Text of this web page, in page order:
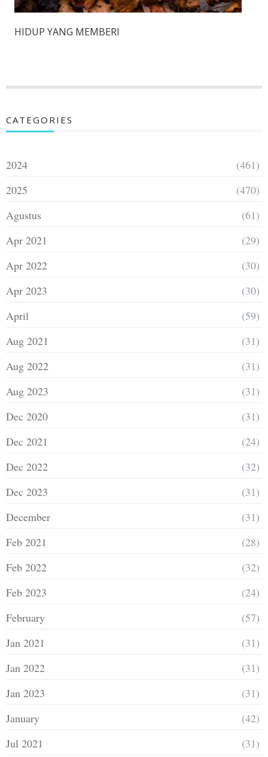
HIDUP YANG MEMBERI
CATEGORIES
2024
(461)
2025
(470)
Agustus
(61)
Apr 2021
(29)
Apr 2022
(30)
Apr 2023
(30)
April
(59)
Aug 2021
(31)
Aug 2022
(31)
Aug 2023
(31)
Dec 2020
(31)
Dec 2021
(24)
Dec 2022
(32)
Dec 2023
(31)
December
(31)
Feb 2021
(28)
Feb 2022
(32)
Feb 2023
(24)
February
(57)
Jan 2021
(31)
Jan 2022
(31)
Jan 2023
(31)
January
(42)
Jul 2021
(31)